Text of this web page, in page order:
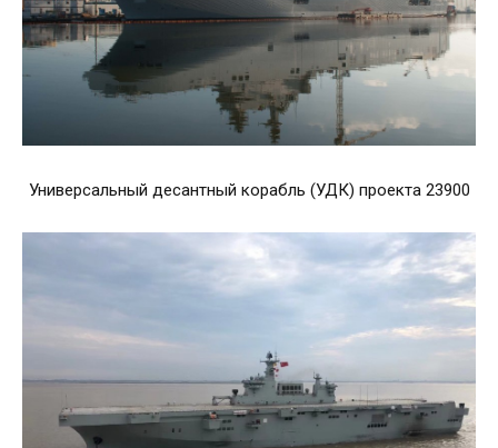
Универсальный десантный корабль (УДК) проекта 23900